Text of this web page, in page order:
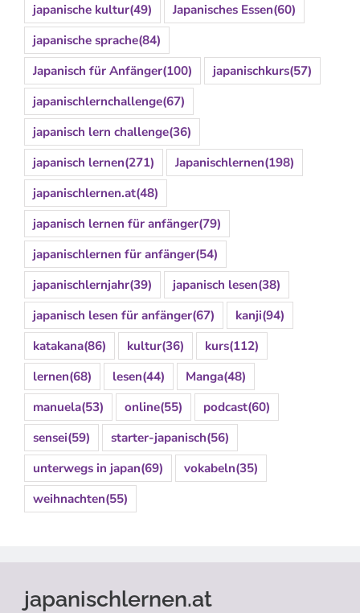
japanische kultur(49) Japanisches Essen(60)
japanische sprache(84)
Japanisch für Anfänger(100) japanischkurs(57)
japanischlernchallenge(67)
japanisch lern challenge(36)
japanisch lernen(271) Japanischlernen(198)
japanischlernen.at(48)
japanisch lernen für anfänger(79)
japanischlernen für anfänger(54)
japanischlernjahr(39) japanisch lesen(38)
japanisch lesen für anfänger(67) kanji(94)
katakana(86) kultur(36) kurs(112)
lernen(68) lesen(44) Manga(48)
manuela(53) online(55) podcast(60)
sensei(59) starter-japanisch(56)
unterwegs in japan(69) vokabeln(35)
weihnachten(55)
japanischlernen.at